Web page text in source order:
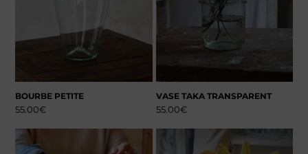
BOURBE PETITE
55.00€
VASE TAKA TRANSPARENT
55.00€